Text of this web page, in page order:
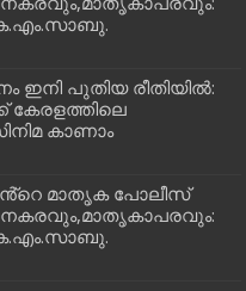
ഇനി പുതിയ രീതിയിൽ:
കേരളത്തിലെ
കാണാം
മാതൃക പോലീസ്